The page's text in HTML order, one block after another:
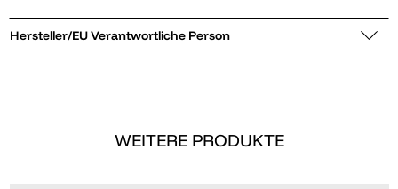
Hersteller/EU Verantwortliche Person
WEITERE PRODUKTE